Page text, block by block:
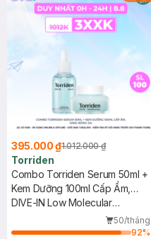
395.000 ₫1.012.000 ₫
Torriden
Combo Torriden Serum 50ml +
Kem Dưỡng 100ml Cấp Ẩm,
Sáng Bóng Da
DIVE-IN Low Molecular
Hyaluronic Acid Serum +
Soothing Cream
50/tháng
92%